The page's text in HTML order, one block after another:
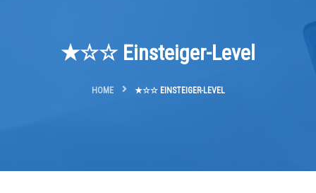
★☆☆ Einsteiger-Level
HOME ★☆☆ EINSTEIGER-LEVEL